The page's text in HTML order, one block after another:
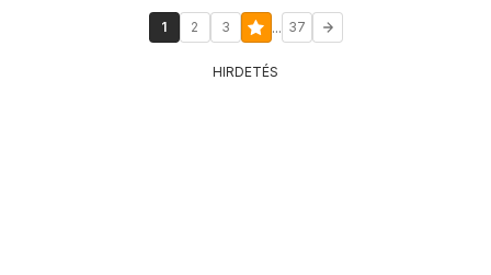
1 2 3 ... 37
HIRDETÉS